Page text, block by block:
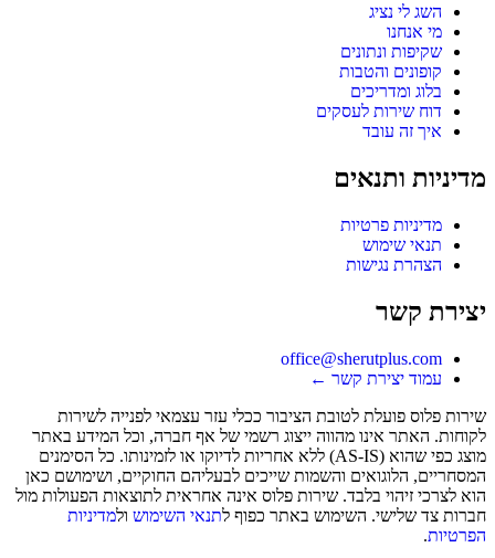
השג לי נציג
מי אנחנו
שקיפות ונתונים
קופונים והטבות
בלוג ומדריכים
דוח שירות לעסקים
איך זה עובד
מדיניות ותנאים
מדיניות פרטיות
תנאי שימוש
הצהרת נגישות
יצירת קשר
office@sherutplus.com
עמוד יצירת קשר ←
שירות פלוס פועלת לטובת הציבור ככלי עזר עצמאי לפנייה לשירות
לקוחות. האתר אינו מהווה ייצוג רשמי של אף חברה, וכל המידע באתר
מוצג כפי שהוא (AS-IS) ללא אחריות לדיוקו או לזמינותו. כל הסימנים
המסחריים, הלוגואים והשמות שייכים לבעליהם החוקיים, ושימושם כאן
הוא לצרכי זיהוי בלבד. שירות פלוס אינה אחראית לתוצאות הפעולות מול
חברות צד שלישי. השימוש באתר כפוף לתנאי השימוש ולמדיניות
הפרטיות.